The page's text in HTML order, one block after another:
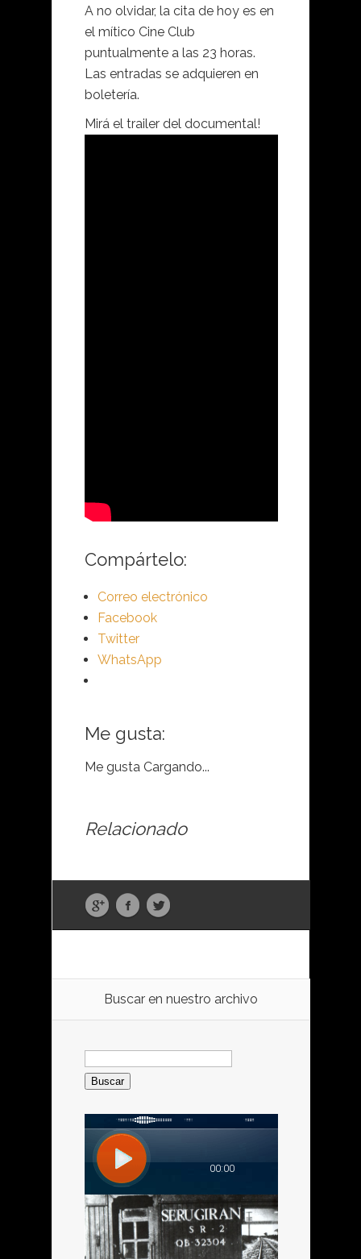
A no olvidar, la cita de hoy es en
el mítico Cine Club
puntualmente a las 23 horas.
Las entradas se adquieren en
boletería.
Mirá el trailer del documental!
Compártelo:
Correo electrónico
Facebook
Twitter
WhatsApp
Me gusta:
Me gusta Cargando...
Relacionado
Buscar en nuestro archivo
Buscar: